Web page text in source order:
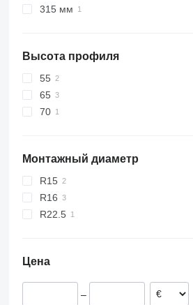
315 мм
Высота профиля
55
65
70
Монтажный диаметр
R15
R16
R22.5
Цена
–